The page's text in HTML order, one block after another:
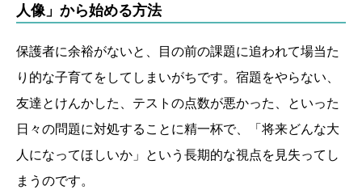
人像」から始める方法
保護者に余裕がないと、目の前の課題に追われて場当た
り的な子育てをしてしまいがちです。宿題をやらない、
友達とけんかした、テストの点数が悪かった、といった
日々の問題に対処することに精一杯で、「将来どんな大
人になってほしいか」という長期的な視点を見失ってし
まうのです。